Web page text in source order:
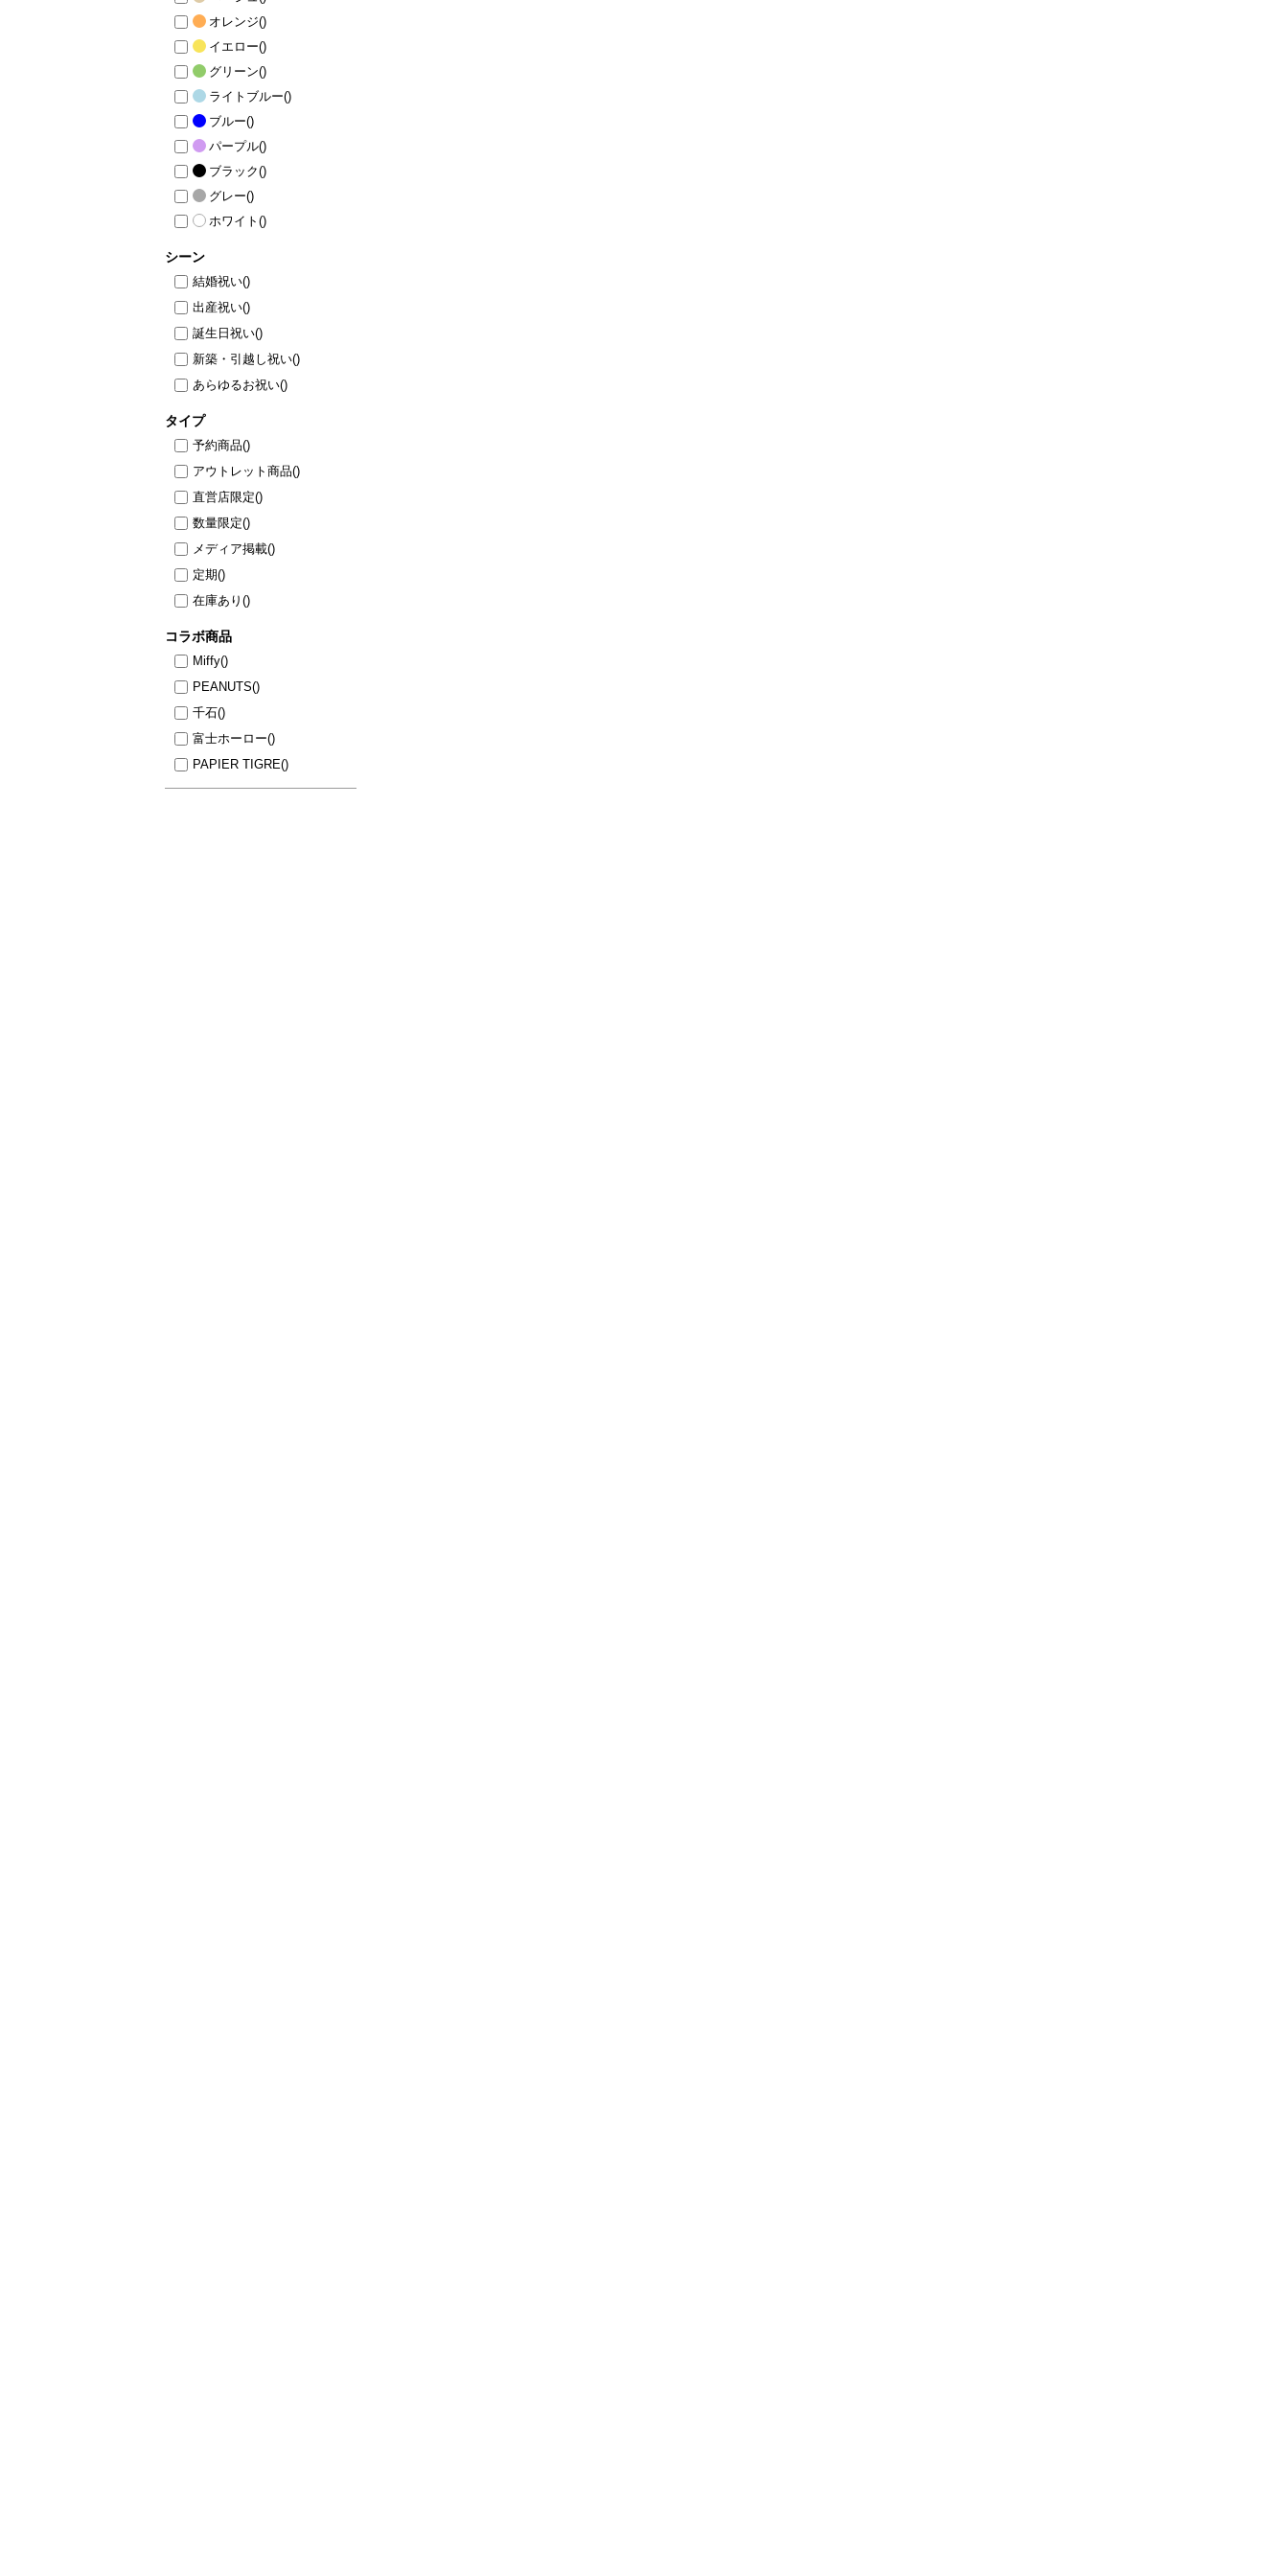
オレンジ()
イエロー()
グリーン()
ライトブルー()
ブルー()
パープル()
ブラック()
グレー()
ホワイト ()
シーン
結婚祝い()
出産祝い()
誕生日祝い()
新築・引越し祝い()
あらゆるお祝い()
タイプ
予約商品()
アウトレット商品()
直営店限定()
数量限定()
メディア掲載()
定期()
在庫あり ()
コラボ商品
Miffy()
PEANUTS()
千石()
富士ホーロー()
PAPIER TIGRE()